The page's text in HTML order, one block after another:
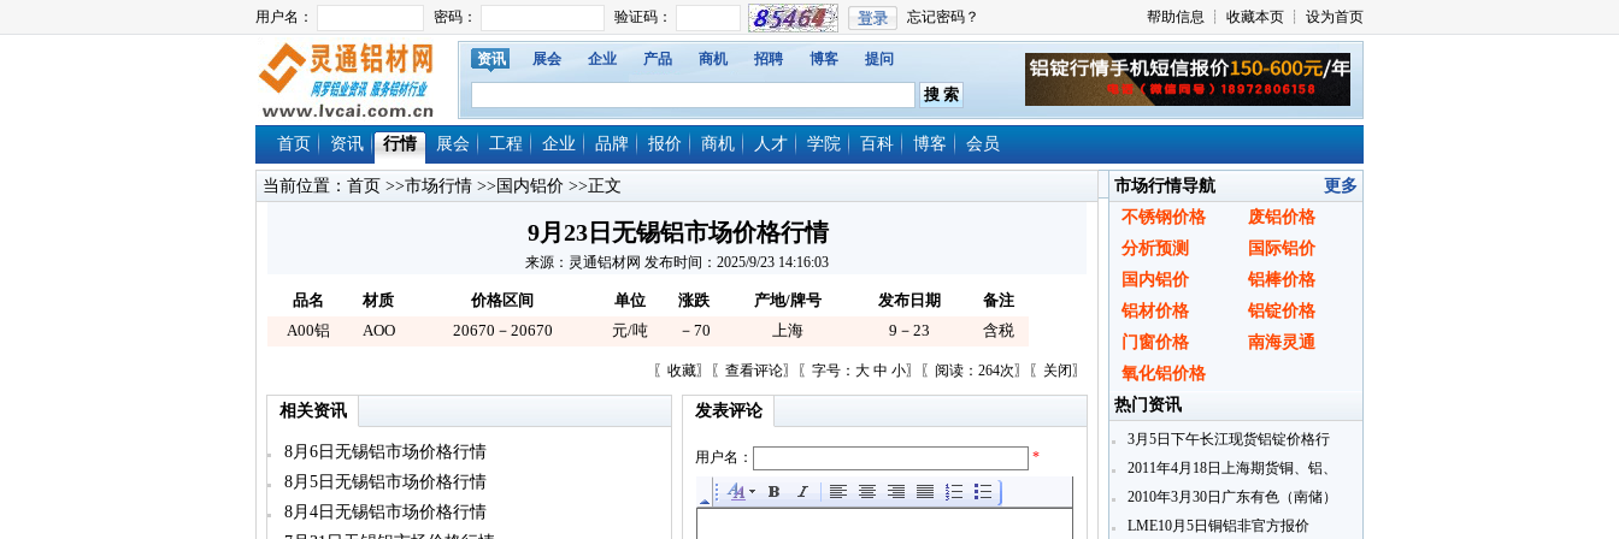
资讯 展会 企业 产品 商机 招聘 博客 提问
首页 资讯 行情 展会 工程 企业 品牌 报价 商机 人才 学院 百科 博客 会员
当前位置： 首页 >>市场行情 >>国内铝价 >>正文
9月23日无锡铝市场价格行情
来源：灵通铝材网 发布时间：2025/9/23 14:16:03
品名 材质 价格区间 单位 涨跌 产地/牌号 发布日期
备注
A00铝
AOO 20670－20670 元/吨 －70 上海 9－23 含税
〖 收藏〗〖 查看评论〗〖字号： 大 中 小〗〖阅读：264次〗〖 关闭〗
相关资讯
8月6日无锡铝市场价格行情
8月5日无锡铝市场价格行情
8月4日无锡铝市场价格行情
发表评论
用户名： *
市场行情导航
更多
不锈钢价格
废铝价格
分析预测
国际铝价
国内铝价
铝棒价格
铝材价格
铝锭价格
门窗价格
南海灵通
氧化铝价格
热门资讯
3月5日下午长江现货铝锭价格行
2011年4月18日上海期货铜、铝、
锌即月开盘行情
2010年3月30日广东有色（南储）
铝锭现货报价
LME10月5日铜铝非官方报价